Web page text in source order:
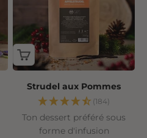
Strudel aux Pommes
(184)
Ton dessert préféré sous
forme d'infusion